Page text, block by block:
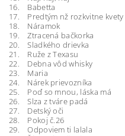
16. Babetta
17. Predtým nž rozkvitne kvety
18. Náramok
19. Ztracená bačkorka
20. Sladkého drievka
21. Ruže z Texasu
22. Debna vôd whisky
23. Maria
24. Nárek prievozníka
25. Poď so mnou, láska má
26. Slza z tváre padá
27. Detský oči
28. Pokoj č.26
29. Odpoviem ti lalala